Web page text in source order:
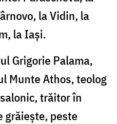
la Vidin, la
la Iași.
Grigorie Palama,
Munte Athos, teolog
trăitor în
grăiește, peste